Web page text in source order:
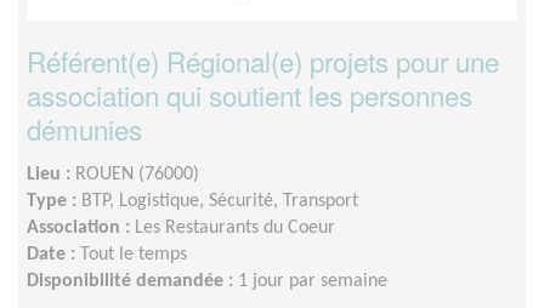
Référent(e) Régional(e) projets pour une
association qui soutient les personnes
démunies
Lieu : ROUEN (76000)
Type : BTP, Logistique, Sécurité, Transport
Association : Les Restaurants du Coeur
Date : Tout le temps
Disponibilité demandée : 1 jour par semaine